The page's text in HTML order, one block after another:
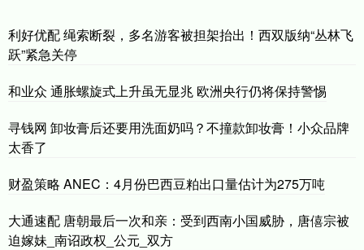
利好优配 绳索断裂，多名游客被担架抬出！西双版纳“丛林飞
跃”紧急关停
和业众 通胀螺旋式上升虽无显兆 欧洲央行仍将保持警惕
寻钱网 卸妆膏后还要用洗面奶吗？不撞款卸妆膏！小众品牌
太香了
财盈策略 ANEC：4月份巴西豆粕出口量估计为275万吨
大通速配 唐朝最后一次和亲：受到西南小国威胁，唐僖宗被
迫嫁妹_南诏政权_公元_双方